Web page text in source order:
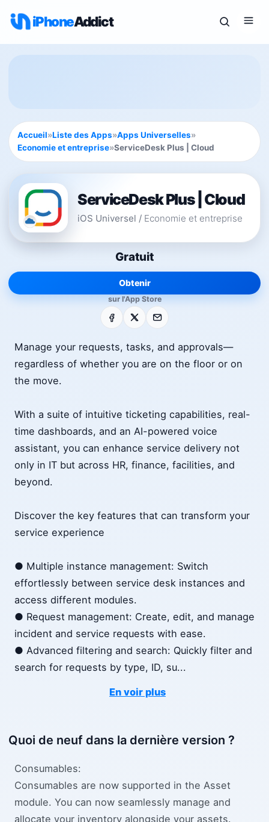
iPhoneAddict
Accueil»Liste des Apps»Apps Universelles»
Economie et entreprise»ServiceDesk Plus | Cloud
ServiceDesk Plus | Cloud
iOS Universel / Economie et entreprise
Gratuit
Obtenir
sur l'App Store
Facebook E-mail
Manage your requests, tasks, and approvals—
regardless of whether you are on the floor or on
the move.
With a suite of intuitive ticketing capabilities, real-
time dashboards, and an AI-powered voice
assistant, you can enhance service delivery not
only in IT but across HR, finance, facilities, and
beyond.
Discover the key features that can transform your
service experience
● Multiple instance management: Switch
effortlessly between service desk instances and
access different modules.
● Request management: Create, edit, and manage
incident and service requests with ease.
● Advanced filtering and search: Quickly filter and
search for requests by type, ID, su...
En voir plus
Quoi de neuf dans la dernière version ?
Consumables:
Consumables are now supported in the Asset
module. You can now seamlessly manage and
allocate your inventory alongside your assets.